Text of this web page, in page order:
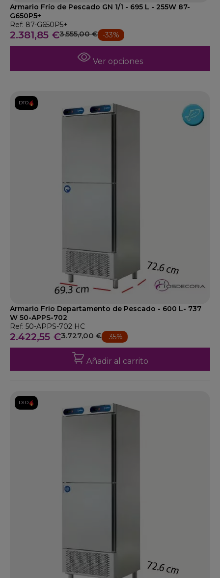
Armario Frío de Pescado GN 1/1 - 695 L - 255W 87-
G650P5+
Ref: 87-G650P5+
2.381,85 €3.555,00 € -33%
Ver opciones
DTO.
Armario Frio Departamento de Pescado - 600 L- 737
W 50-APPS-702
Ref: 50-APPS-702 HC
2.422,55 €3.727,00 € -35%
Añadir al carrito
DTO.